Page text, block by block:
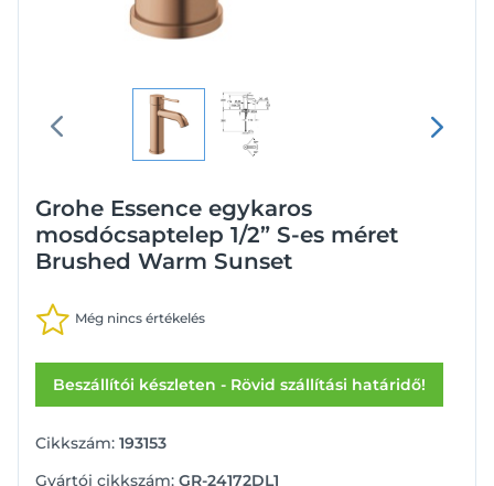
Grohe Essence egykaros
mosdócsaptelep 1/2” S-es méret
Brushed Warm Sunset
Még nincs értékelés
Beszállítói készleten - Rövid szállítási határidő!
Cikkszám: 193153
Gyártói cikkszám: GR-24172DL1